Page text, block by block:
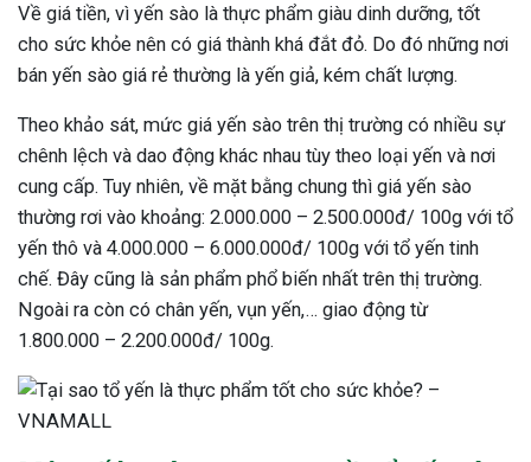
Về giá tiền, vì yến sào là thực phẩm giàu dinh dưỡng, tốt
cho sức khỏe nên có giá thành khá đắt đỏ. Do đó những nơi
bán yến sào giá rẻ thường là yến giả, kém chất lượng.
Theo khảo sát, mức giá yến sào trên thị trường có nhiều sự
chênh lệch và dao động khác nhau tùy theo loại yến và nơi
cung cấp. Tuy nhiên, về mặt bằng chung thì giá yến sào
thường rơi vào khoảng: 2.000.000 – 2.500.000đ/ 100g với tổ
yến thô và 4.000.000 – 6.000.000đ/ 100g với tổ yến tinh
chế. Đây cũng là sản phẩm phổ biến nhất trên thị trường.
Ngoài ra còn có chân yến, vụn yến,… giao động từ
1.800.000 – 2.200.000đ/ 100g.